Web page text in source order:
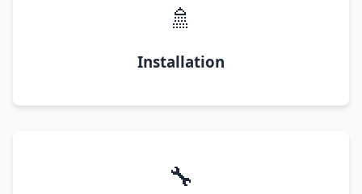
🚿
Installation
🔧